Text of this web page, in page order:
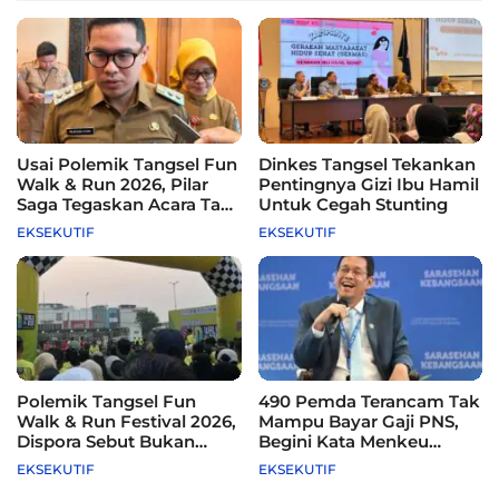
Usai Polemik Tangsel Fun
Walk & Run 2026, Pilar
Saga Tegaskan Acara Tak
Difasilitasi Pemkot
EKSEKUTIF
Dinkes Tangsel Tekankan
Pentingnya Gizi Ibu Hamil
Untuk Cegah Stunting
EKSEKUTIF
Polemik Tangsel Fun
Walk & Run Festival 2026,
Dispora Sebut Bukan
Agenda Pemkot
EKSEKUTIF
490 Pemda Terancam Tak
Mampu Bayar Gaji PNS,
Begini Kata Menkeu
Purbaya
EKSEKUTIF